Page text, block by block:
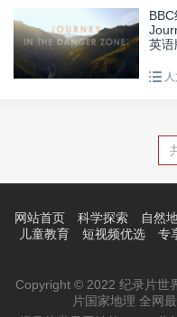
英
网站首页 科学探索 自然
儿童教育
短视频优选 专
Copyright © 2022 纪录片世
片国家地理 全网